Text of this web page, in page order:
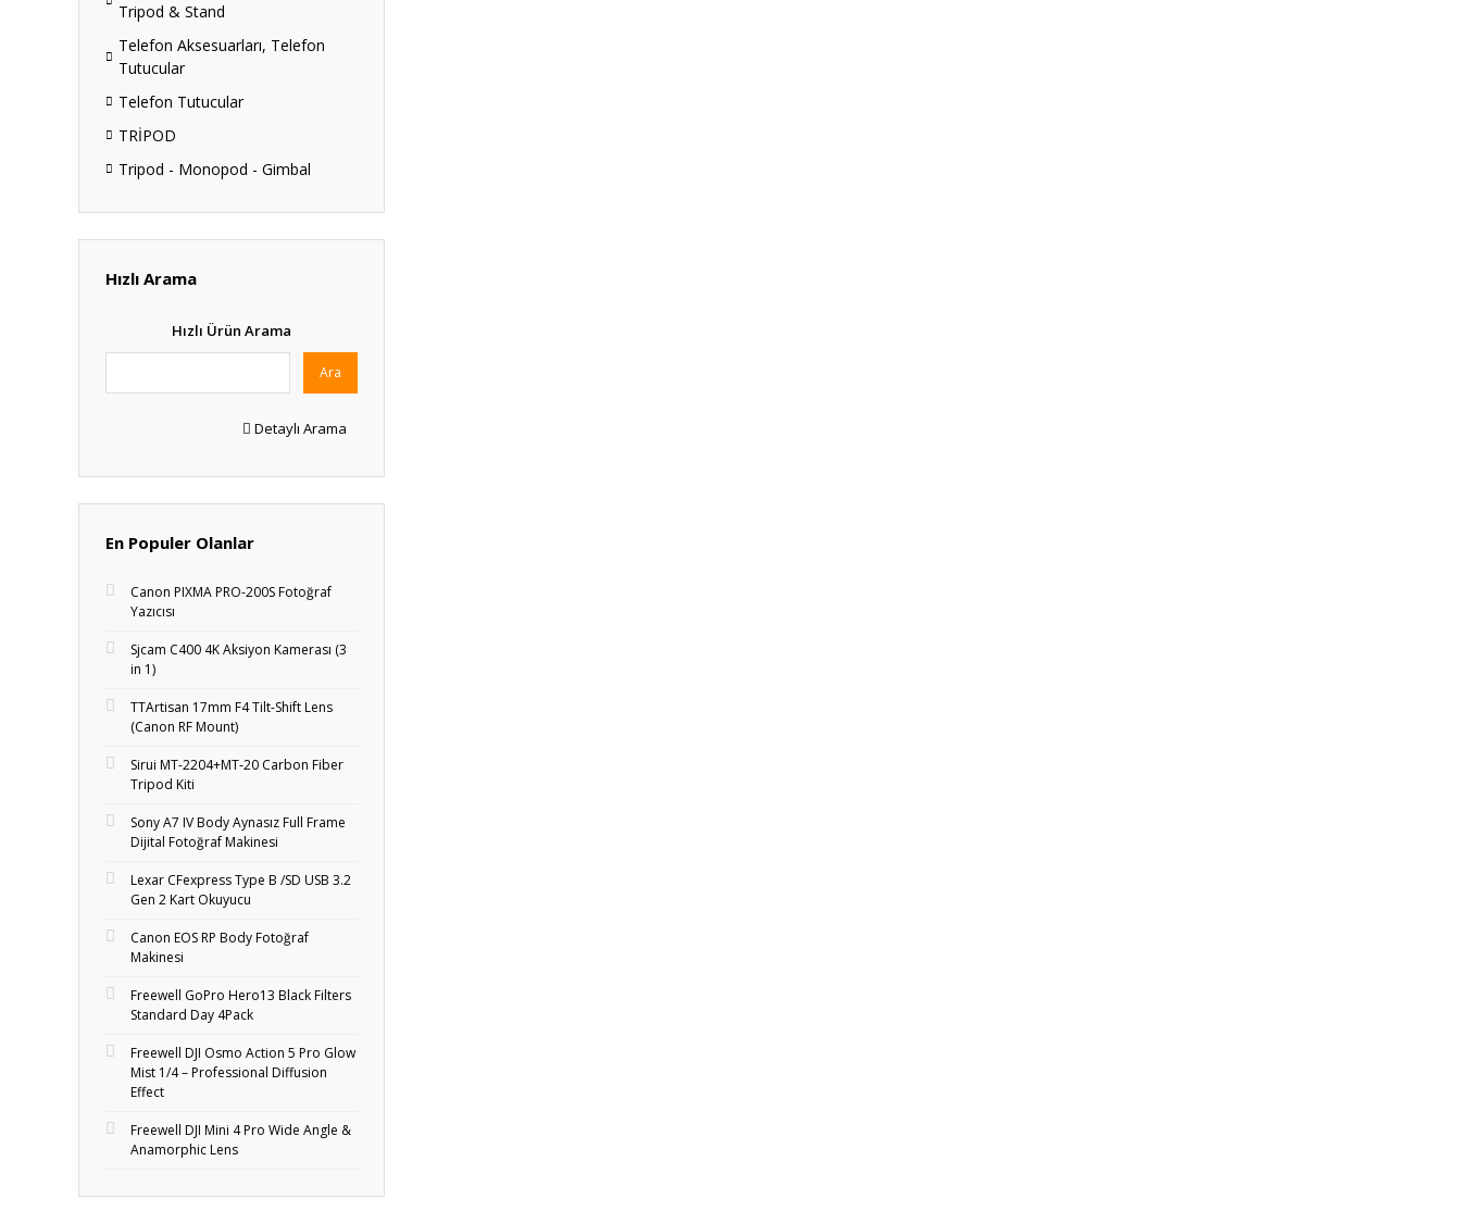
Tripod & Stand
Telefon Aksesuarları, Telefon
Tutucular
Telefon Tutucular
TRİPOD
Tripod - Monopod - Gimbal
Hızlı Arama
Hızlı Ürün Arama
Ara
Detaylı Arama
En Populer Olanlar
Canon PIXMA PRO-200S Fotoğraf
Yazıcısı
Sjcam C400 4K Aksiyon Kamerası (3
in 1)
TTArtisan 17mm F4 Tilt-Shift Lens
(Canon RF Mount)
Sirui MT-2204+MT‑20 Carbon Fiber
Tripod Kiti
Sony A7 IV Body Aynasız Full Frame
Dijital Fotoğraf Makinesi
Lexar CFexpress Type B /SD USB 3.2
Gen 2 Kart Okuyucu
Canon EOS RP Body Fotoğraf
Makinesi
Freewell GoPro Hero13 Black Filters
Standard Day 4Pack
Freewell DJI Osmo Action 5 Pro Glow
Mist 1/4 – Professional Diffusion
Effect
Freewell DJI Mini 4 Pro Wide Angle &
Anamorphic Lens